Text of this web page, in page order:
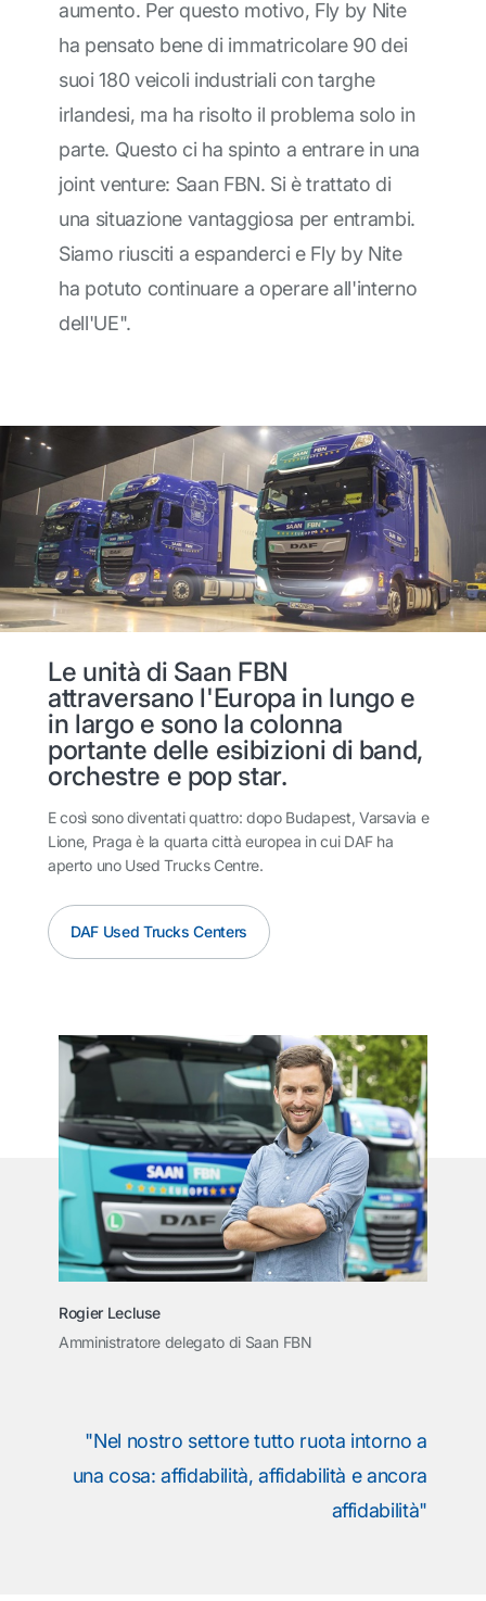
aumento. Per questo motivo, Fly by Nite
ha pensato bene di immatricolare 90 dei
suoi 180 veicoli industriali con targhe
irlandesi, ma ha risolto il problema solo in
parte. Questo ci ha spinto a entrare in una
joint venture: Saan FBN. Si è trattato di
una situazione vantaggiosa per entrambi.
Siamo riusciti a espanderci e Fly by Nite
ha potuto continuare a operare all'interno
dell'UE".
Le unità di Saan FBN
attraversano l'Europa in lungo e
in largo e sono la colonna
portante delle esibizioni di band,
orchestre e pop star.
E così sono diventati quattro: dopo Budapest, Varsavia e
Lione, Praga è la quarta città europea in cui DAF ha
aperto uno Used Trucks Centre.
DAF Used Trucks Centers
Rogier Lecluse
Amministratore delegato di Saan FBN
"Nel nostro settore tutto ruota intorno a
una cosa: affidabilità, affidabilità e ancora
affidabilità"